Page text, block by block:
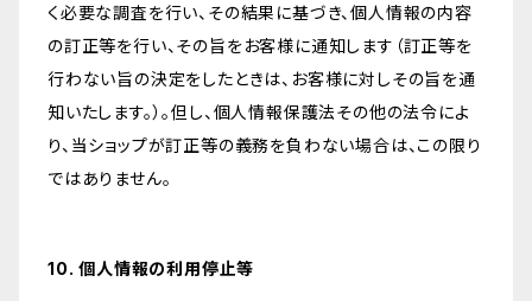
く必要な調査を行い、その結果に基づき、個人情報の内容
の訂正等を行い、その旨をお客様に通知します（訂正等を
行わない旨の決定をしたときは、お客様に対しその旨を通
知いたします。）。但し、個人情報保護法その他の法令によ
り、当ショップが訂正等の義務を負わない場合は、この限り
ではありません。
10. 個人情報の利用停止等